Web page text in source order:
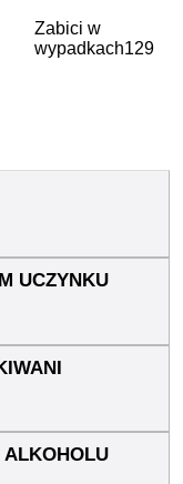
Zabici w
wypadkach129